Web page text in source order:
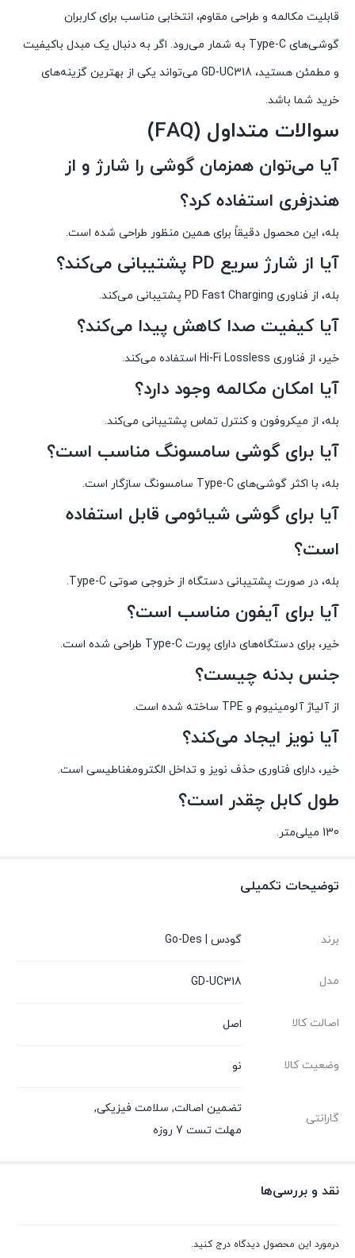
قابلیت مکالمه و طراحی مقاوم، انتخابی مناسب برای کاربران
گوشی‌های Type-C به شمار می‌رود. اگر به دنبال یک مبدل باکیفیت
و مطمئن هستید، GD-UC318 می‌تواند یکی از بهترین گزینه‌های
خرید شما باشد.
سوالات متداول (FAQ)
آیا می‌توان همزمان گوشی را شارژ و از
هندزفری استفاده کرد؟
بله، این محصول دقیقاً برای همین منظور طراحی شده است.
آیا از شارژ سریع PD پشتیبانی می‌کند؟
بله، از فناوری PD Fast Charging پشتیبانی می‌کند.
آیا کیفیت صدا کاهش پیدا می‌کند؟
خیر، از فناوری Hi-Fi Lossless استفاده می‌کند.
آیا امکان مکالمه وجود دارد؟
بله، از میکروفون و کنترل تماس پشتیبانی می‌کند.
آیا برای گوشی سامسونگ مناسب است؟
بله، با اکثر گوشی‌های Type-C سامسونگ سازگار است.
آیا برای گوشی شیائومی قابل استفاده
است؟
بله، در صورت پشتیبانی دستگاه از خروجی صوتی Type-C.
آیا برای آیفون مناسب است؟
خیر، برای دستگاه‌های دارای پورت Type-C طراحی شده است.
جنس بدنه چیست؟
از آلیاژ آلومینیوم و TPE ساخته شده است.
آیا نویز ایجاد می‌کند؟
خیر، دارای فناوری حذف نویز و تداخل الکترومغناطیسی است.
طول کابل چقدر است؟
130 میلی‌متر.
توضیحات تکمیلی
برند گودس | Go-Des
مدل GD-UC318
اصالت کالا اصل
وضعیت کالا نو
گارانتی
تضمین اصالت, سلامت فیزیکی,
مهلت تست 7 روزه
نقد و بررسی‌ها
درمورد این محصول دیدگاه درج کنید.